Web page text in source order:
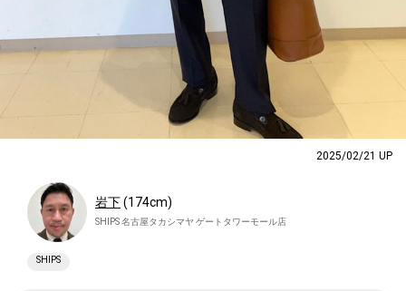
2025/02/21 UP
下(174cm)
SHIPS 名古屋タカシマヤ ゲートタワーモール店
SHIPS